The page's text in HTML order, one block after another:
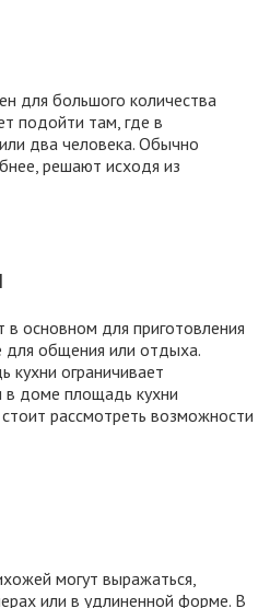
для большого количества
подойти там, где в
два человека. Обычно
решают исходя из
основном для приготовления
для общения или отдыха.
ограничивает
в доме площадь кухни
рассмотреть возможности
могут выражаться,
или в удлиненной форме. В